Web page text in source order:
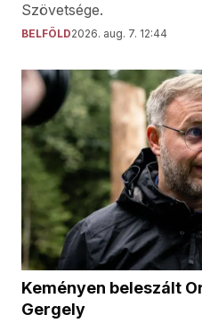
Szövetsége.
BELFÖLD2026. aug. 7. 12:44
Keményen beleszált
Gergely